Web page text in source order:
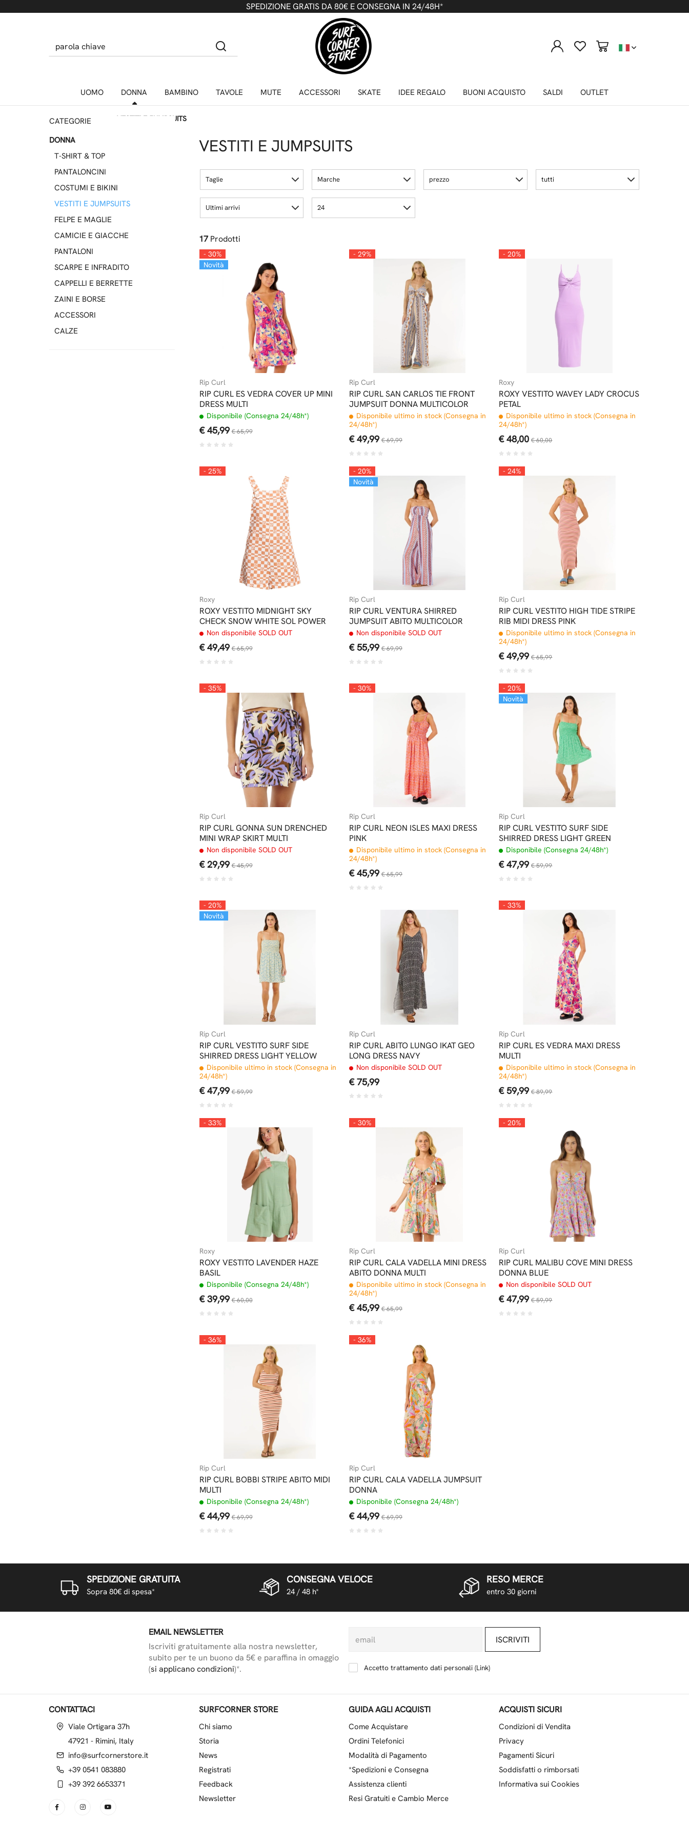
SPEDIZIONE GRATIS DA 80€ E CONSEGNA IN 24/48H*
UOMO DONNA BAMBINO TAVOLE MUTE ACCESSORI SKATE IDEE REGALO BUONI ACQUISTO SALDI OUTLET
Home DONNA VESTITI E JUMPSUITS
CATEGORIE
DONNA
T-SHIRT & TOP
PANTALONCINI
COSTUMI E BIKINI
VESTITI E JUMPSUITS
FELPE E MAGLIE
CAMICIE E GIACCHE
PANTALONI
SCARPE E INFRADITO
CAPPELLI E BERRETTE
ZAINI E BORSE
ACCESSORI
CALZE
VESTITI E JUMPSUITS
Taglie Marche prezzo tutti
Ultimi arrivi 24
17Prodotti
- 30%
Novità
Rip Curl
RIP CURL ES VEDRA COVER UP MINI
DRESS MULTI
Disponibile (Consegna 24/48h*)
€ 45,99 € 65,99
- 29%
Rip Curl
RIP CURL SAN CARLOS TIE FRONT
JUMPSUIT DONNA MULTICOLOR
Disponibile ultimo in stock (Consegna in
24/48h*)
€ 49,99 € 69,99
- 20%
Roxy
ROXY VESTITO WAVEY LADY CROCUS
PETAL
Disponibile ultimo in stock (Consegna in
24/48h*)
€ 48,00 € 60,00
- 25%
Roxy
ROXY VESTITO MIDNIGHT SKY
CHECK SNOW WHITE SOL POWER
Non disponibile SOLD OUT
€ 49,49 € 65,99
- 20%
Novità
Rip Curl
RIP CURL VENTURA SHIRRED
JUMPSUIT ABITO MULTICOLOR
Non disponibile SOLD OUT
€ 55,99 € 69,99
- 24%
Rip Curl
RIP CURL VESTITO HIGH TIDE STRIPE
RIB MIDI DRESS PINK
Disponibile ultimo in stock (Consegna in
24/48h*)
€ 49,99 € 65,99
- 35%
Rip Curl
RIP CURL GONNA SUN DRENCHED
MINI WRAP SKIRT MULTI
Non disponibile SOLD OUT
€ 29,99 € 45,99
- 30%
Rip Curl
RIP CURL NEON ISLES MAXI DRESS
PINK
Disponibile ultimo in stock (Consegna in
24/48h*)
€ 45,99 € 65,99
- 20%
Novità
Rip Curl
RIP CURL VESTITO SURF SIDE
SHIRRED DRESS LIGHT GREEN
Disponibile (Consegna 24/48h*)
€ 47,99 € 59,99
- 20%
Novità
Rip Curl
RIP CURL VESTITO SURF SIDE
SHIRRED DRESS LIGHT YELLOW
Disponibile ultimo in stock (Consegna in
24/48h*)
€ 47,99 € 59,99
Rip Curl
RIP CURL ABITO LUNGO IKAT GEO
LONG DRESS NAVY
Non disponibile SOLD OUT
€ 75,99
- 33%
Rip Curl
RIP CURL ES VEDRA MAXI DRESS
MULTI
Disponibile ultimo in stock (Consegna in
24/48h*)
€ 59,99 € 89,99
- 33%
Roxy
ROXY VESTITO LAVENDER HAZE
BASIL
Disponibile (Consegna 24/48h*)
€ 39,99 € 60,00
- 30%
Rip Curl
RIP CURL CALA VADELLA MINI DRESS
ABITO DONNA MULTI
Disponibile ultimo in stock (Consegna in
24/48h*)
€ 45,99 € 65,99
- 20%
Rip Curl
RIP CURL MALIBU COVE MINI DRESS
DONNA BLUE
Non disponibile SOLD OUT
€ 47,99 € 59,99
- 36%
Rip Curl
RIP CURL BOBBI STRIPE ABITO MIDI
MULTI
Disponibile (Consegna 24/48h*)
€ 44,99 € 69,99
- 36%
Rip Curl
RIP CURL CALA VADELLA JUMPSUIT
DONNA
Disponibile (Consegna 24/48h*)
€ 44,99 € 69,99
SPEDIZIONE GRATUITA
Sopra 80€ di spesa*
CONSEGNA VELOCE
24 / 48 h*
RESO MERCE
entro 30 giorni
EMAIL NEWSLETTER
Iscriviti gratuitamente alla nostra newsletter,
subito per te un buono da 5€ e paraffina in omaggio
(si applicano condizioni)*.
ISCRIVITI
Accetto trattamento dati personali (Link)
CONTATTACI
Viale Ortigara 37h
47921 - Rimini, Italy
info@surfcornerstore.it
+39 0541 083880
+39 392 6653371
SURFCORNER STORE
Chi siamo
Storia
News
Registrati
Feedback
Newsletter
GUIDA AGLI ACQUISTI
Come Acquistare
Ordini Telefonici
Modalità di Pagamento
*Spedizioni e Consegna
Assistenza clienti
Resi Gratuiti e Cambio Merce
ACQUISTI SICURI
Condizioni di Vendita
Privacy
Pagamenti Sicuri
Soddisfatti o rimborsati
Informativa sui Cookies